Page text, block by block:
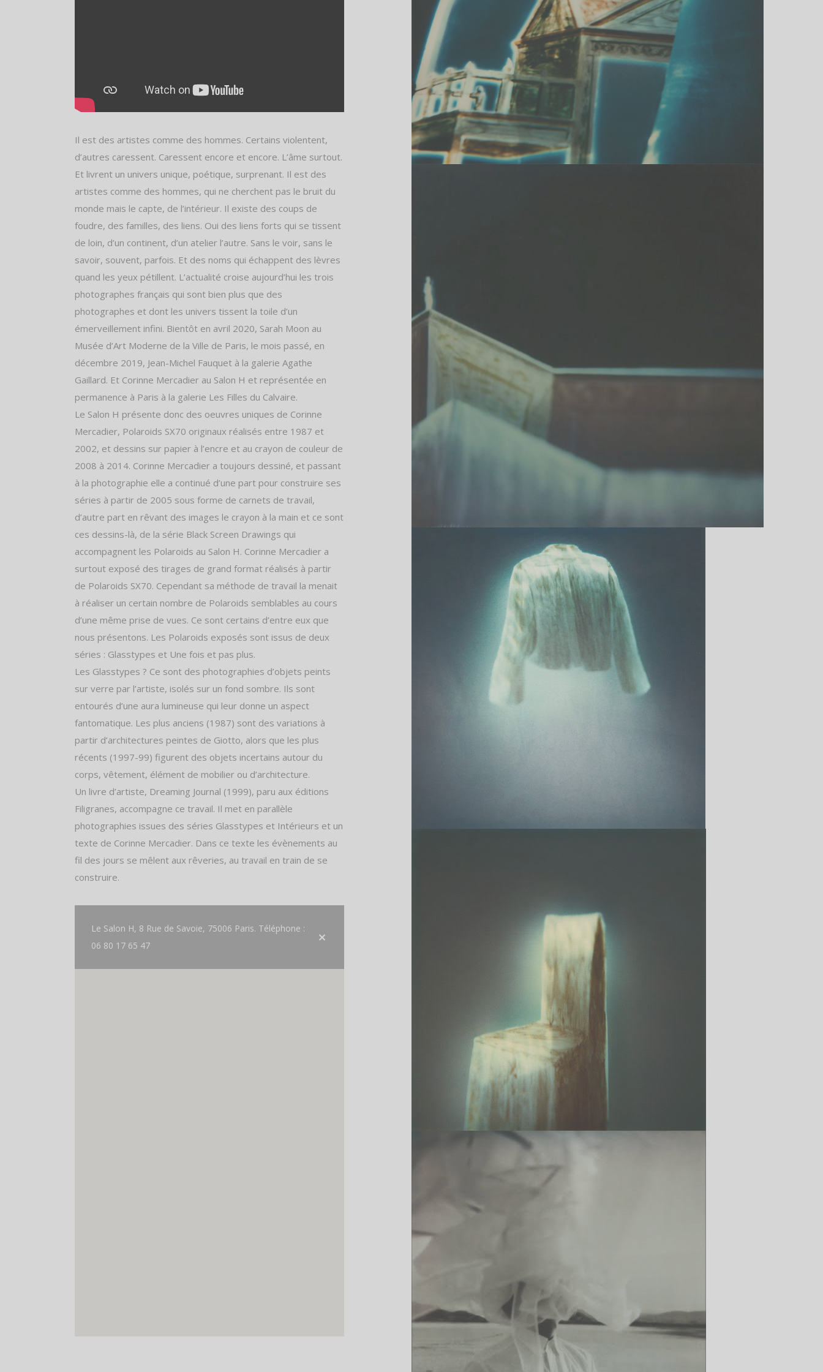
Il est des artistes comme des hommes. Certains violentent,
d’autres caressent. Caressent encore et encore. L’âme surtout.
Et livrent un univers unique, poétique, surprenant. Il est des
artistes comme des hommes, qui ne cherchent pas le bruit du
monde mais le capte, de l’intérieur. Il existe des coups de
foudre, des familles, des liens. Oui des liens forts qui se tissent
de loin, d’un continent, d’un atelier l’autre. Sans le voir, sans le
savoir, souvent, parfois. Et des noms qui échappent des lèvres
quand les yeux pétillent. L’actualité croise aujourd’hui les trois
photographes français qui sont bien plus que des
photographes et dont les univers tissent la toile d’un
émerveillement infini. Bientôt en avril 2020, Sarah Moon au
Musée d’Art Moderne de la Ville de Paris, le mois passé, en
décembre 2019, Jean-Michel Fauquet à la galerie Agathe
Gaillard. Et Corinne Mercadier au Salon H et représentée en
permanence à Paris à la galerie Les Filles du Calvaire.
Le Salon H présente donc des oeuvres uniques de Corinne
Mercadier, Polaroids SX70 originaux réalisés entre 1987 et
2002, et dessins sur papier à l’encre et au crayon de couleur de
2008 à 2014. Corinne Mercadier a toujours dessiné, et passant
à la photographie elle a continué d’une part pour construire ses
séries à partir de 2005 sous forme de carnets de travail,
d’autre part en rêvant des images le crayon à la main et ce sont
ces dessins-là, de la série Black Screen Drawings qui
accompagnent les Polaroids au Salon H. Corinne Mercadier a
surtout exposé des tirages de grand format réalisés à partir
de Polaroids SX70. Cependant sa méthode de travail la menait
à réaliser un certain nombre de Polaroids semblables au cours
d’une même prise de vues. Ce sont certains d’entre eux que
nous présentons. Les Polaroids exposés sont issus de deux
séries : Glasstypes et Une fois et pas plus.
Les Glasstypes ? Ce sont des photographies d’objets peints
sur verre par l’artiste, isolés sur un fond sombre. Ils sont
entourés d’une aura lumineuse qui leur donne un aspect
fantomatique. Les plus anciens (1987) sont des variations à
partir d’architectures peintes de Giotto, alors que les plus
récents (1997-99) figurent des objets incertains autour du
corps, vêtement, élément de mobilier ou d’architecture.
Un livre d’artiste, Dreaming Journal (1999), paru aux éditions
Filigranes, accompagne ce travail. Il met en parallèle
photographies issues des séries Glasstypes et Intérieurs et un
texte de Corinne Mercadier. Dans ce texte les évènements au
fil des jours se mêlent aux rêveries, au travail en train de se
construire.
Le Salon H, 8 Rue de Savoie, 75006 Paris. Téléphone :
06 80 17 65 47